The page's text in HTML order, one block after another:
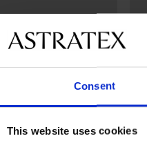
Consent
This website uses cookies